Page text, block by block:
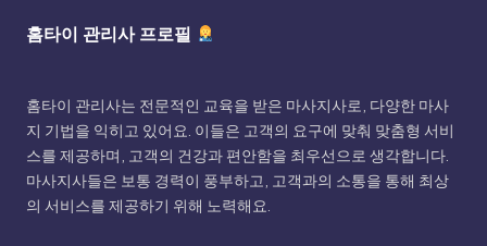
홈타이 관리사 프로필
홈타이 관리사는 전문적인 교육을 받은 마사지사로, 다양한 마사
지 기법을 익히고 있어요. 이들은 고객의 요구에 맞춰 맞춤형 서비
스를 제공하며, 고객의 건강과 편안함을 최우선으로 생각합니다.
마사지사들은 보통 경력이 풍부하고, 고객과의 소통을 통해 최상
의 서비스를 제공하기 위해 노력해요.